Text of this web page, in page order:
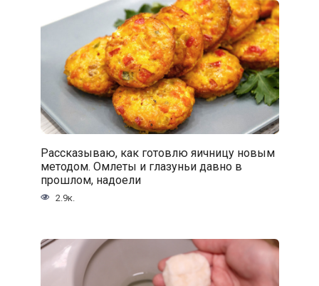
Рассказываю, как готовлю яичницу новым
методом. Омлеты и глазуньи давно в
прошлом, надоели
2.9к.